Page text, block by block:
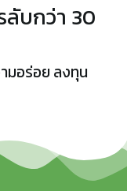
ลับกว่า 30
มอร่อย ลงทุน